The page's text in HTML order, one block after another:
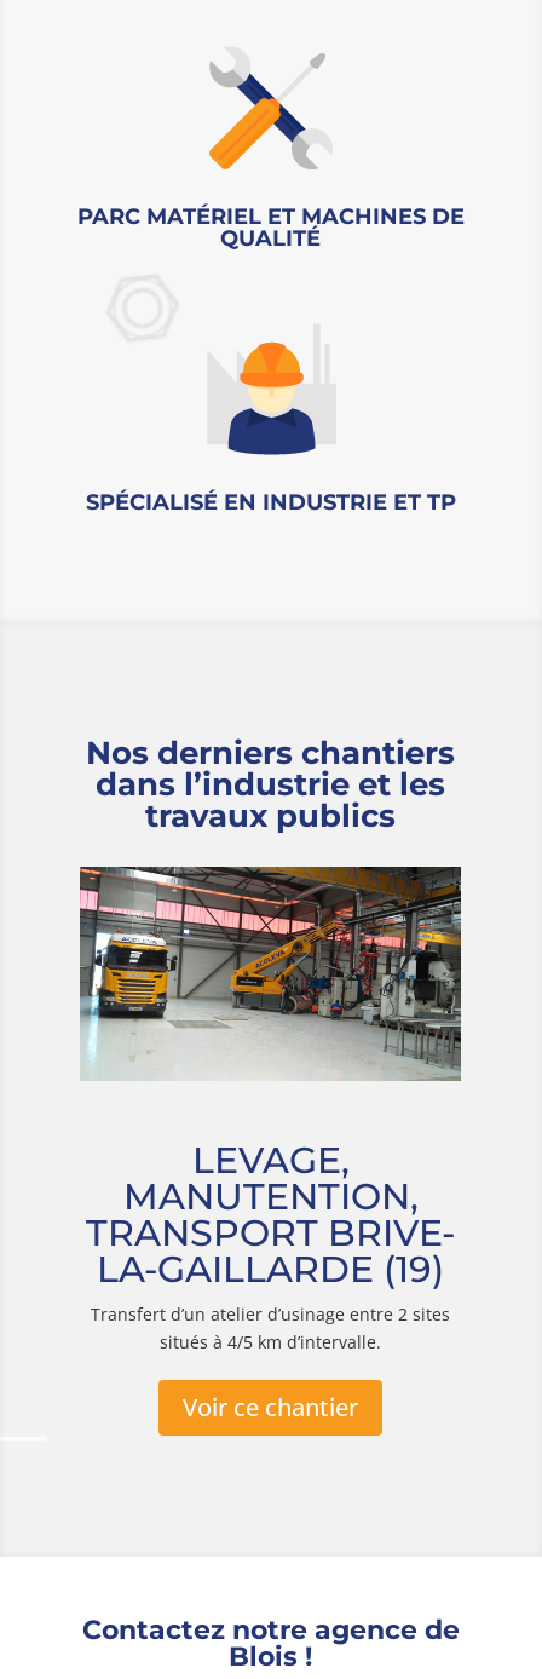
PARC MATÉRIEL ET MACHINES DE
QUALITÉ
SPÉCIALISÉ EN INDUSTRIE ET TP
Nos derniers chantiers
dans l’industrie et les
travaux publics
LEVAGE,
MANUTENTION,
TRANSPORT BRIVE-
LA-GAILLARDE (19)
Transfert d’un atelier d’usinage entre 2 sites
situés à 4/5 km d’intervalle.
Voir ce chantier
Contactez notre agence de
Blois !